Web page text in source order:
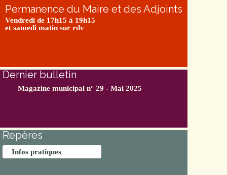
Permanence du Maire et des Adjoints
Vendredi de 17h15 à 19h15
et samedi matin sur rdv
Dernier bulletin
Magazine municipal n° 29 - Mai 2025
Repères
Infos pratiques